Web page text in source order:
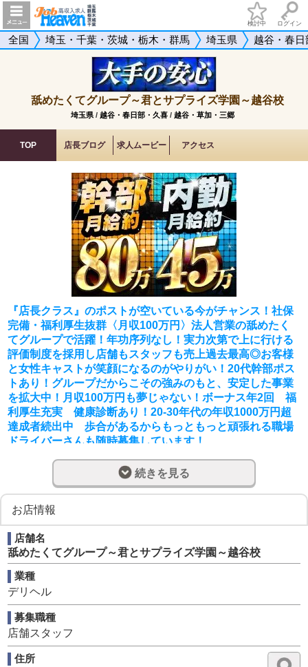
検討中 ログイン
全国 埼玉・千葉・茨城・栃木・群馬 埼玉県 越谷・春
舐めたくてグループ～君とサプライズ学園～越谷校
埼玉県/ 越谷・春日部・久喜/ 越谷・草加・三郷
TOP 店長ブログ 求人ムービー アクセス
『店長クラス』のポストが空いている今がチャンス！社保
完備・福利厚生抜群〈月収100万円〉法人営業の舐めたく
てグループで活躍！年功序列なし！実力次第で上に行ける
評価制度を採用し店舗もスタッフも売上過去最高◎お客様
と女性キャストが笑顔になるのがやりがい！20代幹部ポス
トあり！グループだからこその強みのもと、安定した事業
を拡大中！月収100万円も夢じゃない！ボーナス年2回 福
利厚生充実 健康診断あり！20-30年代の年収1000万円超
達成者続出中 歩合があるからもっともっと頑張れる職場
ドライバーさんも随時募集しています！
無店舗型風俗店（デリバリーヘルス）の運営を通じて、サ
ービスと組織を成長させていく「店舗経営」をお任せしま
■ 店舗運営・オペレーション管理
・予約状況・出勤状況の管理
・お客様の電話応対
・スタッフ、ドライバー、との情報連携
・外部業者とのやり取り
現場の司令塔として、サービスの質と売上の両方を支えま
す。
■ 女性キャストの採用・売り出し
一人ひとりの魅力を引き出し、「どうすれば稼がせられて
あげられるか」「指名が増えるか」を一緒に考え、サポー
続きを見る
お店情報
店舗名
舐めたくてグループ～君とサプライズ学園～越谷校
業種
デリヘル
募集職種
店舗スタッフ
住所